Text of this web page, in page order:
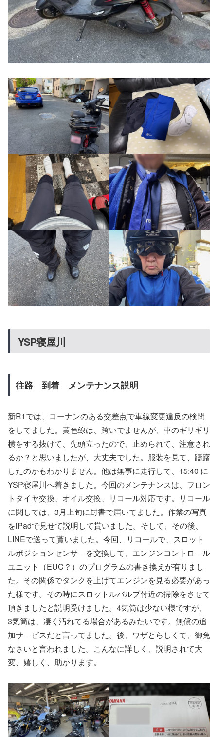
YSP寝屋川
往路 到着 メンテナンス説明
新R1では、コーナンのある交差点で車線変更違反の検問
をしてました。黄色線は、跨いでませんが、車のギリギリ
横をする抜けて、先頭立ったので、止められて、注意され
るか？と思いましたが、大丈夫でした。服装を見て、躊躇
したのかもわかりません。他は無事に走行して、15:40 に
YSP寝屋川へ着きました。今回のメンテナンスは、フロン
トタイヤ交換、オイル交換、リコール対応です。リコール
に関しては、3月上旬に封書で届いてました。作業の写真
をiPadで見せて説明して貰いました。そして、その後、
LINEで送って貰いました。今回、リコールで、スロット
ルポジションセンサーを交換して、エンジンコントロール
ユニット（EUC？）のプログラムの書き換えが有りまし
た。その関係でタンクを上げてエンジンを見る必要があっ
た様です。その時にスロットルバルブ付近の掃除をさせて
頂きましたと説明受けました。4気筒は少ない様ですが、
3気筒は、凄く汚れてる場合があるみたいです。無償の追
加サービスだと言ってました。後、ワザとらしくて、御免
なさいと言われました。こんなに詳しく、説明されて大
変、嬉しく、助かります。